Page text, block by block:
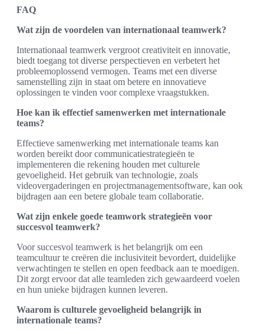
FAQ
Wat zijn de voordelen van internationaal teamwerk?
Internationaal teamwerk vergroot creativiteit en innovatie,
biedt toegang tot diverse perspectieven en verbetert het
probleemoplossend vermogen. Teams met een diverse
samenstelling zijn in staat om betere en innovatieve
oplossingen te vinden voor complexe vraagstukken.
Hoe kan ik effectief samenwerken met internationale
teams?
Effectieve samenwerking met internationale teams kan
worden bereikt door communicatiestrategieën te
implementeren die rekening houden met culturele
gevoeligheid. Het gebruik van technologie, zoals
videovergaderingen en projectmanagementsoftware, kan ook
bijdragen aan een betere globale team collaboratie.
Wat zijn enkele goede teamwork strategieën voor
succesvol teamwerk?
Voor succesvol teamwerk is het belangrijk om een
teamcultuur te creëren die inclusiviteit bevordert, duidelijke
verwachtingen te stellen en open feedback aan te moedigen.
Dit zorgt ervoor dat alle teamleden zich gewaardeerd voelen
en hun unieke bijdragen kunnen leveren.
Waarom is culturele gevoeligheid belangrijk in
internationale teams?